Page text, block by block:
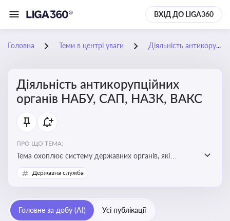
ВХІД ДО LIGA360
Головна Теми в центрі уваги Діяльність антикорупційних органів НАБУ, САП, НАЗК, ВАКС
Діяльність антикорупційних
органів НАБУ, САП, НАЗК, ВАКС
ПРО ЩО ТЕМА:
Тема охоплює систему державних органів, які
здійснюють запобігання, виявлення та розслідування
корупційних правопорушень, що є ключовим
у державному управлінні та бізнесі
Державна служба
Головне за добу (AI) Усі публікації